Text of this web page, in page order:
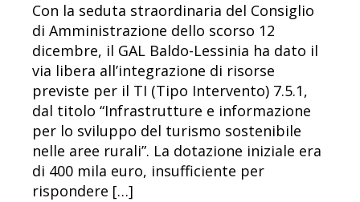
Con la seduta straordinaria del Consiglio
di Amministrazione dello scorso 12
dicembre, il GAL Baldo-Lessinia ha dato il
via libera all’integrazione di risorse
previste per il TI (Tipo Intervento) 7.5.1,
dal titolo “Infrastrutture e informazione
per lo sviluppo del turismo sostenibile
nelle aree rurali”. La dotazione iniziale era
di 400 mila euro, insufficiente per
rispondere […]